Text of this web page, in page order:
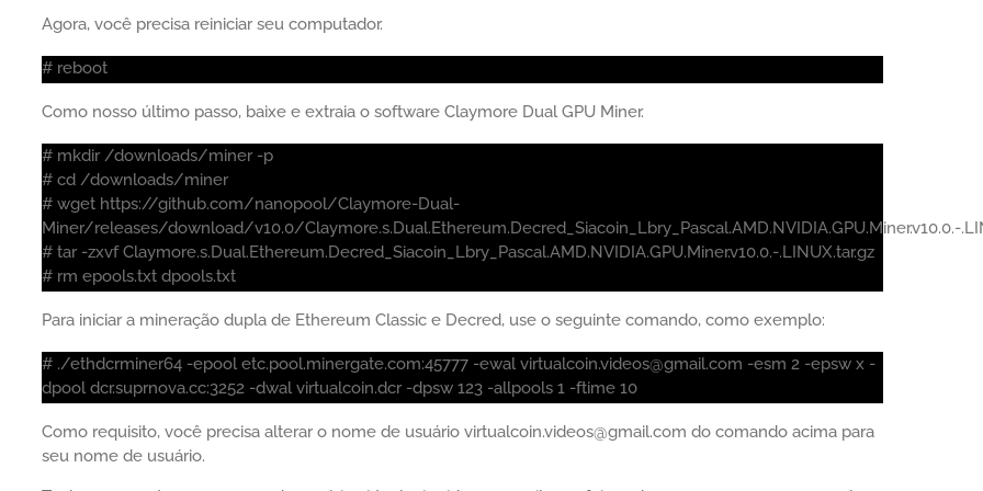
Agora, você precisa reiniciar seu computador.
# reboot
Como nosso último passo, baixe e extraia o software Claymore Dual GPU Miner.
# mkdir /downloads/miner -p
# cd /downloads/miner
# wget https://github.com/nanopool/Claymore-Dual-
Miner/releases/download/v10.0/Claymore.s.Dual.Ethereum.Decred_Siacoin_Lbry_Pascal.AMD.NVIDIA.GPU.Miner.v10.0.-
# tar -zxvf Claymore.s.Dual.Ethereum.Decred_Siacoin_Lbry_Pascal.AMD.NVIDIA.GPU.Miner.v10.0.-.LINUX.tar.gz
# rm epools.txt dpools.txt
Para iniciar a mineração dupla de Ethereum Classic e Decred, use o seguinte comando, como exemplo:
# ./ethdcrminer64 -epool etc.pool.minergate.com:45777 -ewal virtualcoin.videos@gmail.com -esm 2 -epsw x -
dpool dcr.suprnova.cc:3252 -dwal virtualcoin.dcr -dpsw 123 -allpools 1 -ftime 10
Como requisito, você precisa alterar o nome de usuário virtualcoin.videos@gmail.com do comando acima para
seu nome de usuário.